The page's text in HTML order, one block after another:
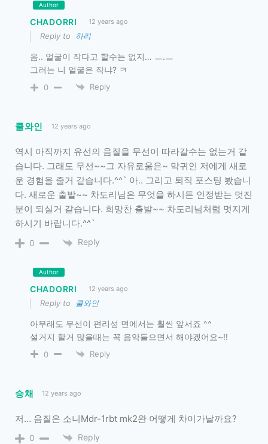
Author
CHADORRI 12 years ago
Reply to 하리
음.. 얼굴이 작다고 할수는 없지… ㅡ.ㅡ
그러는 니 얼굴은 작냐? ㅋ
0 Reply
쿨와인 12 years ago
역시 아직까지 유선의 음질을 무선이 따라갈수는 없는거 같
습니다. 그래도 무선~~그 자유로움은~ 막귀인 저에게 새로
운 경험을 줄거 같습니다.^^` 아.. 그리고 퇴직 포스팅 봤습니
다. 새로운 출발~~ 차도리님은 무엇을 하시든 인정받는 멋진
분이 되실거 같습니다. 희망찬 출발~~ 차도리님처럼 멋지게
하시기 바랍니다.^^`
0 Reply
Author
CHADORRI 12 years ago
Reply to 쿨와인
아무래도 무선이 편리성 면에서는 훨씬 앞서죠 ^^
설거지 할거 많을때는 꼭 음악들으면서 해야겠어요~!!
0 Reply
승채 12 years ago
저… 음질은 소니Mdr-1rbt mk2완 어떻게 차이가날까요?
0 Reply